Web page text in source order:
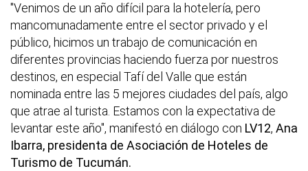
"Venimos de un año difícil para la hotelería, pero
mancomunadamente entre el sector privado y el
público, hicimos un trabajo de comunicación en
diferentes provincias haciendo fuerza por nuestros
destinos, en especial Tafí del Valle que están
nominada entre las 5 mejores ciudades del país, algo
que atrae al turista. Estamos con la expectativa de
levantar este año", manifestó en diálogo con LV12, Ana
Ibarra, presidenta de Asociación de Hoteles de
Turismo de Tucumán.